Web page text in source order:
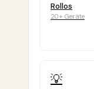
Rollos
20+ Geräte
💡